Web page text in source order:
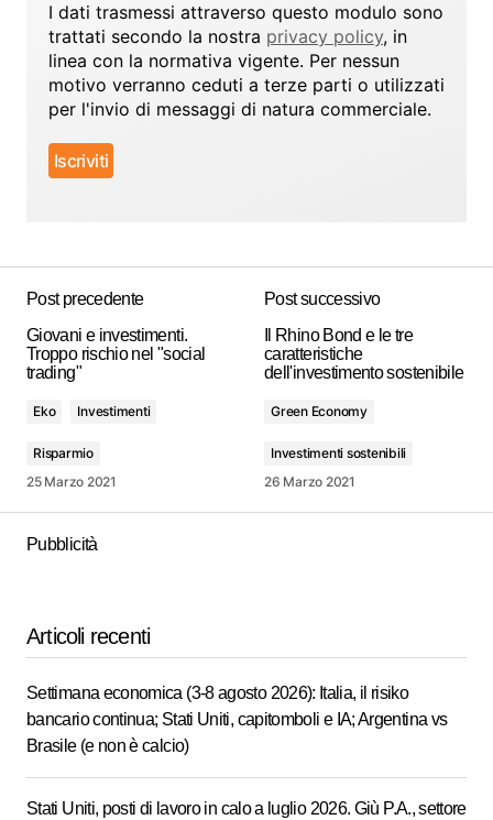
I dati trasmessi attraverso questo modulo sono
trattati secondo la nostra privacy policy, in
linea con la normativa vigente. Per nessun
motivo verranno ceduti a terze parti o utilizzati
per l'invio di messaggi di natura commerciale.
Post precedente
Giovani e investimenti.
Troppo rischio nel "social
trading"
Eko Investimenti
Risparmio
25 Marzo 2021
Post successivo
Il Rhino Bond e le tre
caratteristiche
dell'investimento sostenibile
Green Economy
Investimenti sostenibili
26 Marzo 2021
Pubblicità
Articoli recenti
Settimana economica (3-8 agosto 2026): Italia, il risiko
bancario continua; Stati Uniti, capitomboli e IA; Argentina vs
Brasile (e non è calcio)
Stati Uniti, posti di lavoro in calo a luglio 2026. Giù P.A., settore